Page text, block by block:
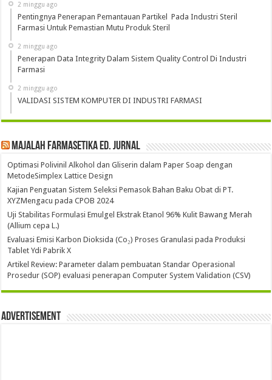
2 minggu ago
Pentingnya Penerapan Pemantauan Partikel Pada Industri Steril
Farmasi Untuk Pemastian Mutu Produk Steril
2 minggu ago
Penerapan Data Integrity Dalam Sistem Quality Control Di Industri
Farmasi
2 minggu ago
VALIDASI SISTEM KOMPUTER DI INDUSTRI FARMASI
Majalah Farmasetika Ed. Jurnal
Optimasi Polivinil Alkohol dan Gliserin dalam Paper Soap dengan
MetodeSimplex Lattice Design
Kajian Penguatan Sistem Seleksi Pemasok Bahan Baku Obat di PT.
XYZMengacu pada CPOB 2024
Uji Stabilitas Formulasi Emulgel Ekstrak Etanol 96% Kulit Bawang Merah
(Allium cepa L.)
Evaluasi Emisi Karbon Dioksida (Co₂) Proses Granulasi pada Produksi
Tablet Ydi Pabrik X
Artikel Review: Parameter dalam pembuatan Standar Operasional
Prosedur (SOP) evaluasi penerapan Computer System Validation (CSV)
Advertisement